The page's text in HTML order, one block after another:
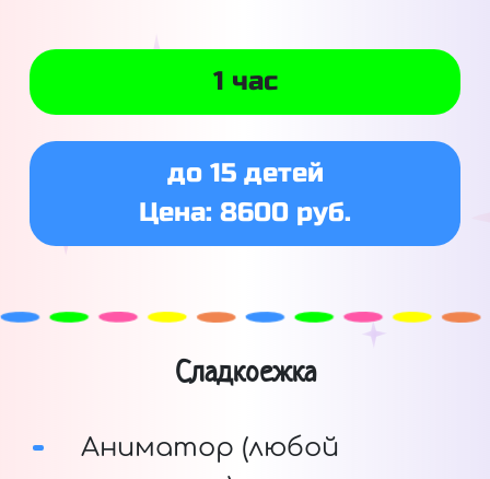
1 час
до 15 детей
Цена: 8600 руб.
Сладкоежка
Аниматор (любой